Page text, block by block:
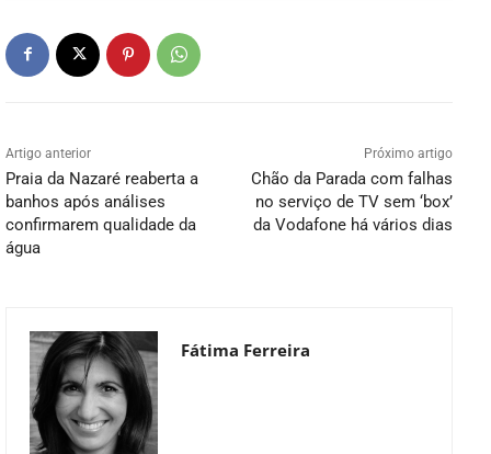
Artigo anterior
Praia da Nazaré reaberta a
banhos após análises
confirmarem qualidade da
água
Próximo artigo
Chão da Parada com falhas
no serviço de TV sem ‘box’
da Vodafone há vários dias
Fátima Ferreira